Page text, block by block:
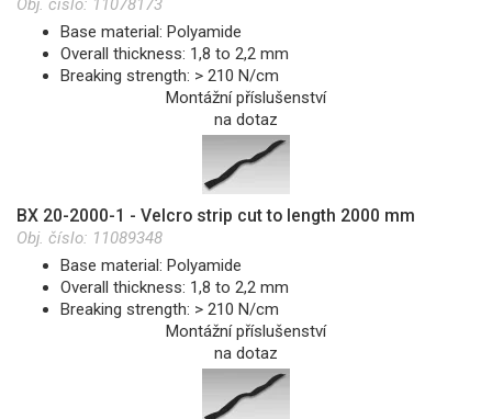
Obj. číslo: 11078173
Base material: Polyamide
Overall thickness: 1,8 to 2,2 mm
Breaking strength: > 210 N/cm
Montážní příslušenství
na dotaz
BX 20-2000-1 - Velcro strip cut to length 2000 mm
Obj. číslo: 11089348
Base material: Polyamide
Overall thickness: 1,8 to 2,2 mm
Breaking strength: > 210 N/cm
Montážní příslušenství
na dotaz